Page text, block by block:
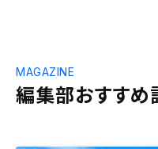
編集部おすすめ
MAGAZINE